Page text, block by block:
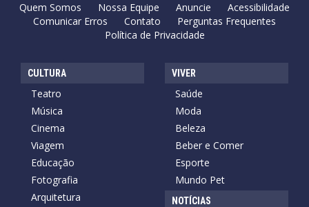
Quem Somos Nossa Equipe Anuncie
Acessibilidade
Comunicar Erros
Contato
Perguntas Frequentes
Política de Privacidade
CULTURA
Teatro
Música
Cinema
Viagem
Educação
Fotografia
Arquitetura
VIVER
Saúde
Moda
Beleza
Beber e Comer
Esporte
Mundo Pet
NOTÍCIAS